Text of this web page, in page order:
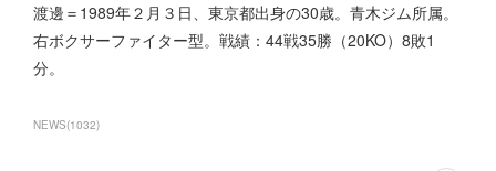
渡邊＝1989年２月３日、東京都出身の30歳。青木ジム所属。
右ボクサーファイター型。戦績：44戦35勝（20KO）8敗1
分。
NEWS(1032)